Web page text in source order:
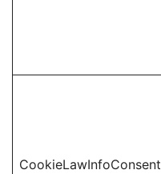
CookieLawInfoConsent